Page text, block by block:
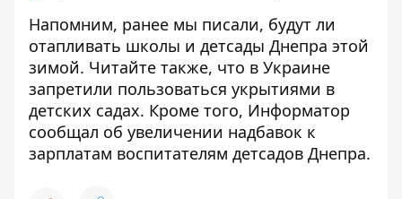
Напомним, ранее мы писали, будут ли
отапливать школы и детсады Днепра этой
зимой. Читайте также, что в Украине
запретили пользоваться укрытиями в
детских садах. Кроме того, Информатор
сообщал об увеличении надбавок к
зарплатам воспитателям детсадов Днепра.